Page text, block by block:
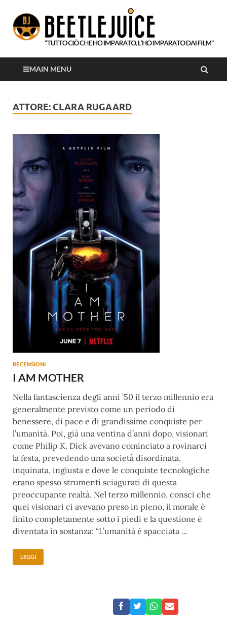
Beetlejuice
MAIN MENU
ATTORE: CLARA RUGAARD
RECENSIONI
I AM MOTHER
Nella fantascienza degli anni ’50 il terzo millennio era
generalmente previsto come un periodo di
benessere, di pace e di grandissime conquiste per
l’umanità. Poi, già una ventina d’anni dopo, visionari
come Philip K. Dick avevano cominciato a rovinarci
la festa, prevedendo una società disordinata,
inquinata, ingiusta e dove le conquiste tecnologiche
erano spesso strumenti sciagurati di questa
preoccupante realtà. Nel terzo millennio, consci che
quei visionari ci avevano preso in pieno, il morale è
finito completamente sotto i piedi e la questione è
diventata in sostanza: “L’umanità è spacciata …
LEGGI